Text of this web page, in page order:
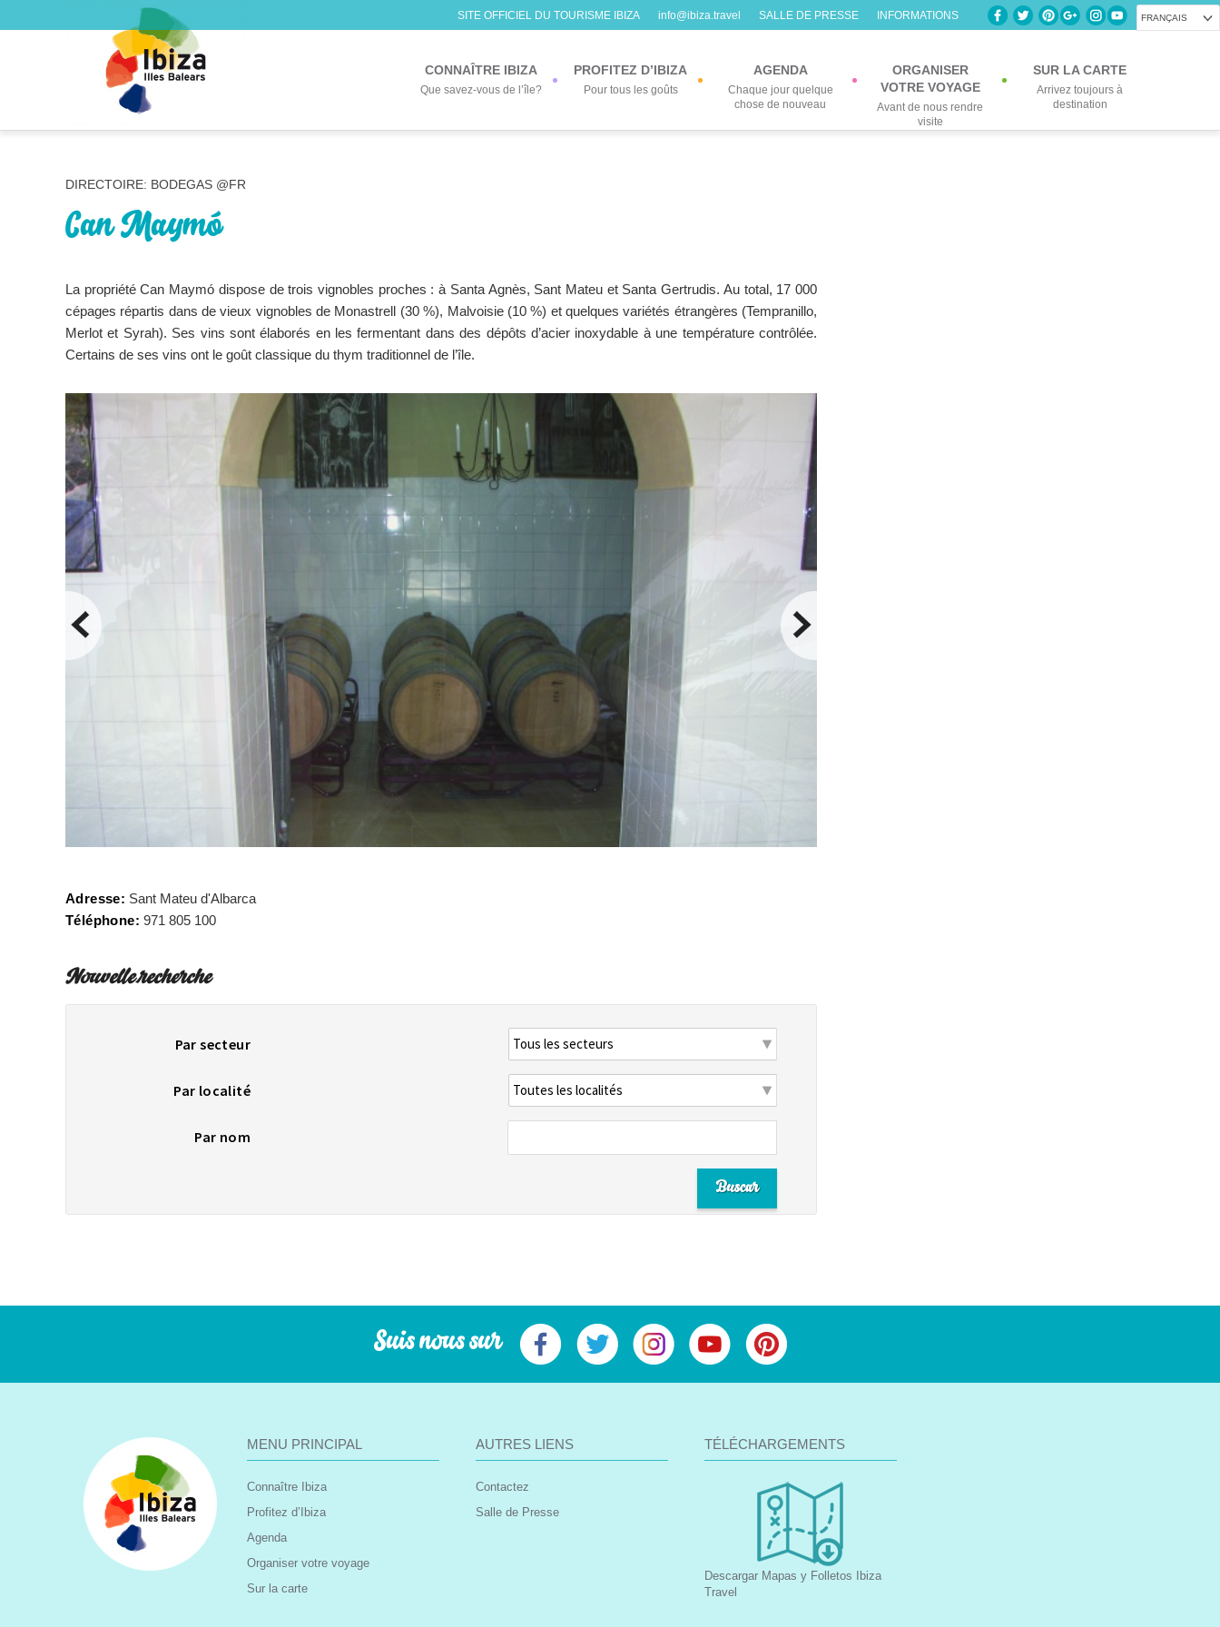
FRANÇAIS
SITE OFFICIEL DU TOURISME IBIZA info@ibiza.travel SALLE DE PRESSE INFORMATIONS
CONNAÎTRE IBIZA
Que savez-vous de l’île?
PROFITEZ D’IBIZA
Pour tous les goûts
AGENDA
Chaque jour quelque
chose de nouveau
ORGANISER
VOTRE VOYAGE
Avant de nous rendre
visite
SUR LA CARTE
Arrivez toujours à
destination
DIRECTOIRE: BODEGAS @FR
Can Maymó
La propriété Can Maymó dispose de trois vignobles proches : à Santa Agnès, Sant Mateu et Santa Gertrudis. Au total, 17 000
cépages répartis dans de vieux vignobles de Monastrell (30 %), Malvoisie (10 %) et quelques variétés étrangères (Tempranillo,
Merlot et Syrah). Ses vins sont élaborés en les fermentant dans des dépôts d’acier inoxydable à une température contrôlée.
Certains de ses vins ont le goût classique du thym traditionnel de l’île.
Adresse: Sant Mateu d'Albarca
Téléphone: 971 805 100
Nouvelle recherche
Par secteur
Par localité
Par nom
Suis nous sur
MENU PRINCIPAL
Connaître Ibiza
Profitez d’Ibiza
Agenda
Organiser votre voyage
Sur la carte
AUTRES LIENS
Contactez
Salle de Presse
TÉLÉCHARGEMENTS
Descargar Mapas y Folletos Ibiza
Travel